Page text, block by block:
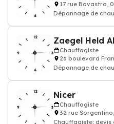
17 rue Bavastro,
Dépannage de
Chauffagiste
26 boulevard
Dépannage de
Nicer
Chauffagiste
32 rue
Chauffagiste: